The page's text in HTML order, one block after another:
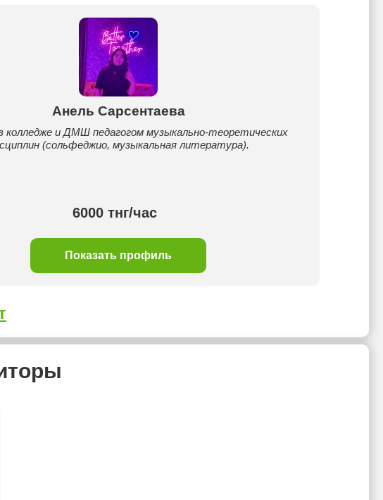
Анель Сарсентаева
колледже и ДМШ педагогом музыкально-теоретических
(сольфеджио, музыкальная литература).
6000 тнг/час
Показать профиль